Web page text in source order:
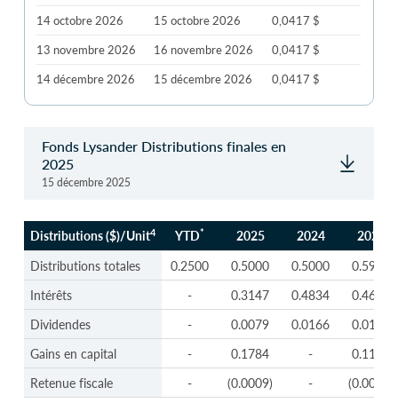
14 octobre 2026
15 octobre 2026
0,0417 $
13 novembre 2026
16 novembre 2026
0,0417 $
14 décembre 2026
15 décembre 2026 0,0417 $
Fonds Lysander Distributions finales en
2025
15 décembre 2025
Distributions ($)/Unit4 YTD* 2025 2024
2023
Distributions ($)/Unit
4 YTD* 2025 2024 2023
Distributions totales 0.2500 0.5000 0.5000
0.5943
Intérêts
- 0.3147 0.4834
0.4620
Dividendes
- 0.0079 0.0166
0.0187
Gains en capital
- 0.1784 -
0.1139
Retenue fiscale
- (0.0009) - (0.0003)